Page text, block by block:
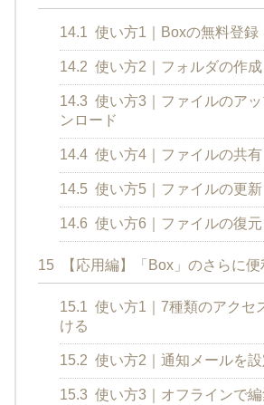
14.1 使い方1｜Boxの無料登録
14.2 使い方2｜フォルダの作成
14.3 使い方3｜ファイルのア
ンロード
14.4 使い方4｜ファイルの共有
14.5 使い方5｜ファイルの更新
14.6 使い方6｜ファイルの復元
15 【応用編】「Box」のさらに
15.1 使い方1｜7種類のアクセ
ける
15.2 使い方2｜通知メールを設
15.3 使い方3｜オフラインで編